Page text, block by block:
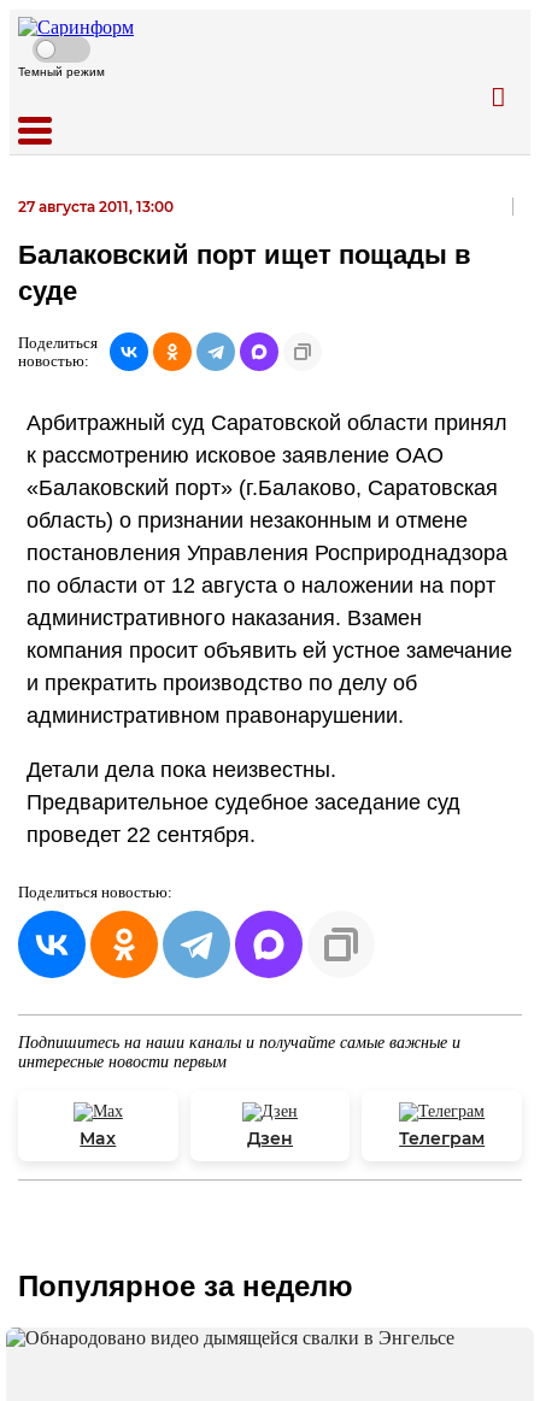
Темный режим
27 августа 2011, 13:00
Балаковский порт ищет пощады в
суде
Поделиться
новостью:
Арбитражный суд Саратовской области принял
к рассмотрению исковое заявление ОАО
«Балаковский порт» (г.Балаково, Саратовская
область) о признании незаконным и отмене
постановления Управления Росприроднадзора
по области от 12 августа о наложении на порт
административного наказания. Взамен
компания просит объявить ей устное замечание
и прекратить производство по делу об
административном правонарушении.
Детали дела пока неизвестны.
Предварительное судебное заседание суд
проведет 22 сентября.
Поделиться новостью:
Подпишитесь на наши каналы и получайте самые важные и
интересные новости первым
Max Дзен Телеграм
Популярное за неделю